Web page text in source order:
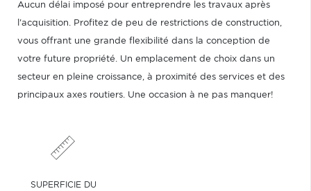
Aucun délai imposé pour entreprendre les travaux après
l'acquisition. Profitez de peu de restrictions de construction,
vous offrant une grande flexibilité dans la conception de
votre future propriété. Un emplacement de choix dans un
secteur en pleine croissance, à proximité des services et des
principaux axes routiers. Une occasion à ne pas manquer!
SUPERFICIE DU